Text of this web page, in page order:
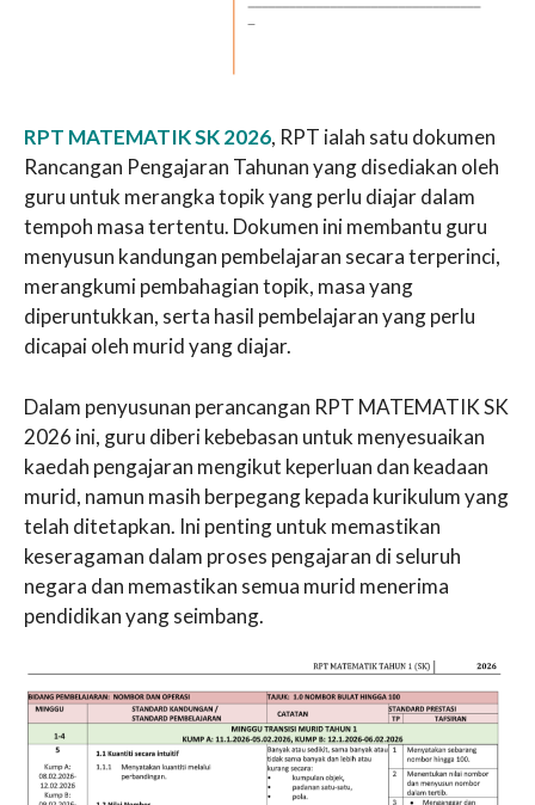
RPT MATEMATIK SK 2026, RPT ialah satu dokumen
Rancangan Pengajaran Tahunan yang disediakan oleh
guru untuk merangka topik yang perlu diajar dalam
tempoh masa tertentu. Dokumen ini membantu guru
menyusun kandungan pembelajaran secara terperinci,
merangkumi pembahagian topik, masa yang
diperuntukkan, serta hasil pembelajaran yang perlu
dicapai oleh murid yang diajar.
Dalam penyusunan perancangan RPT MATEMATIK SK
2026 ini, guru diberi kebebasan untuk menyesuaikan
kaedah pengajaran mengikut keperluan dan keadaan
murid, namun masih berpegang kepada kurikulum yang
telah ditetapkan. Ini penting untuk memastikan
keseragaman dalam proses pengajaran di seluruh
negara dan memastikan semua murid menerima
pendidikan yang seimbang.